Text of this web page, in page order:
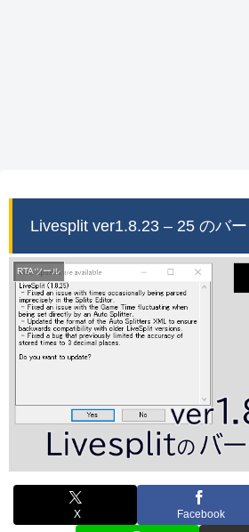
Livesplit ver1.8.23 – 25 のバ
RTAツール
X Facebook